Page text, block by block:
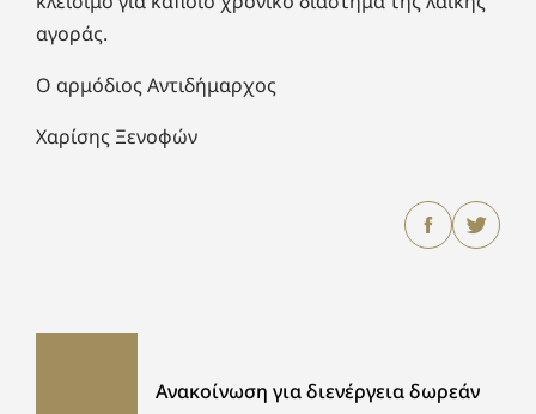
αγοράς.
Ο αρμόδιος Αντιδήμαρχος
Χαρίσης Ξενοφών
Ανακοίνωση για διενέργεια δωρεάν